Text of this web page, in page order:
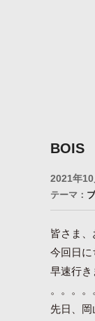
BOIS
2021年10
テーマ：
皆さま、
今回日に
早速行き
。。。
先日、